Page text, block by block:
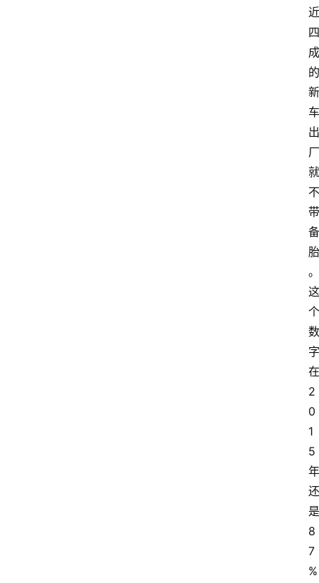
近
四
成
的
新
车
出
厂
就
不
带
备
胎
。
这
个
数
字
在
2
0
1
5
年
还
是
8
7
%